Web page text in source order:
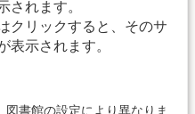
されます。
クリックすると、そのサ
表示されます。
書館の設定により異なりま